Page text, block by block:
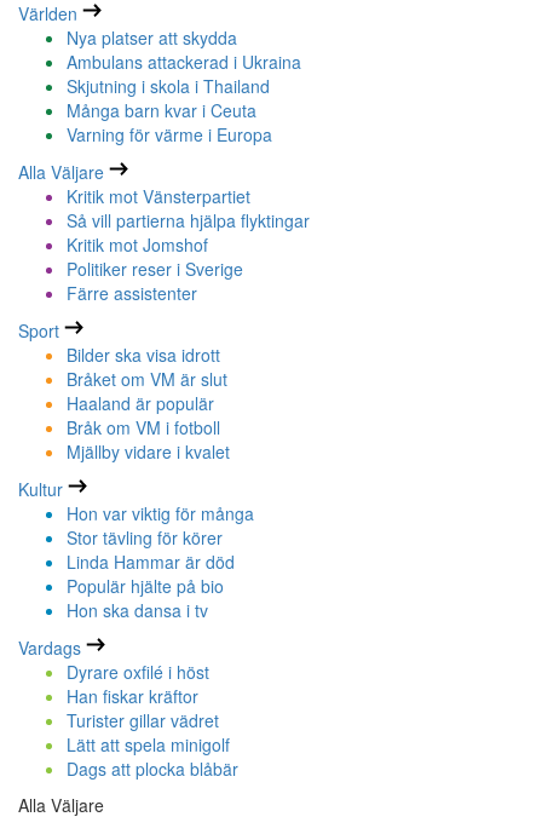
Världen
Nya platser att skydda
Ambulans attackerad i Ukraina
Skjutning i skola i Thailand
Många barn kvar i Ceuta
Varning för värme i Europa
Alla Väljare
Kritik mot Vänsterpartiet
Så vill partierna hjälpa flyktingar
Kritik mot Jomshof
Politiker reser i Sverige
Färre assistenter
Sport
Bilder ska visa idrott
Bråket om VM är slut
Haaland är populär
Bråk om VM i fotboll
Mjällby vidare i kvalet
Kultur
Hon var viktig för många
Stor tävling för körer
Linda Hammar är död
Populär hjälte på bio
Hon ska dansa i tv
Vardags
Dyrare oxfilé i höst
Han fiskar kräftor
Turister gillar vädret
Lätt att spela minigolf
Dags att plocka blåbär
Alla Väljare